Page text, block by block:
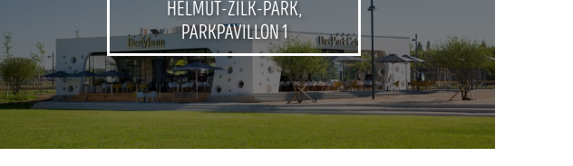
HELMUT-ZILK-PARK,
PARKPAVILLON 1